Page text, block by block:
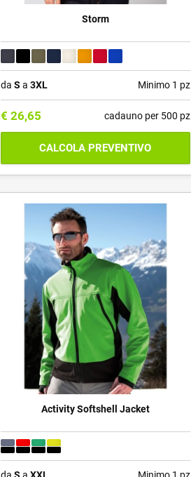
Storm
da S a 3XL Minimo 1 pz
€ 26,65 cadauno per 500 pz
CALCOLA PREVENTIVO
Activity Softshell Jacket